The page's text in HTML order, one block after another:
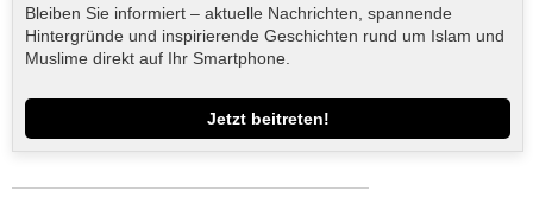
Bleiben Sie informiert – aktuelle Nachrichten, spannende
Hintergründe und inspirierende Geschichten rund um Islam und
Muslime direkt auf Ihr Smartphone.
Jetzt beitreten!